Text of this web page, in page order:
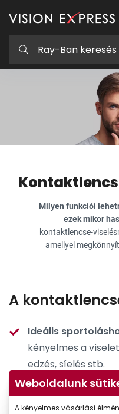
Milyen funkciói
ezek mikor
kontaktlencse-
amellyel
A
Ideális
kényelmes a
edzés, síelés stb.
Nincs zavaró
egy
Weboldalunk
A kényelmes vásárlási